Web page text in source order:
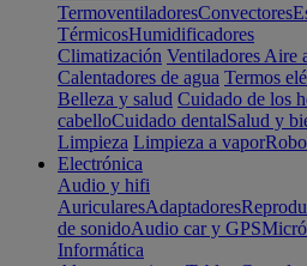
TermoventiladoresConvectores
TérmicosHumidificadores
Climatización Ventiladores Aire
Calentadores de agua Termos
Belleza y salud Cuidado de los
cabelloCuidado dentalSalud y
Limpieza Limpieza a vapor
Electrónica
Audio y hifi
AuricularesAdaptadores
de sonidoAudio car y GPS
Informática